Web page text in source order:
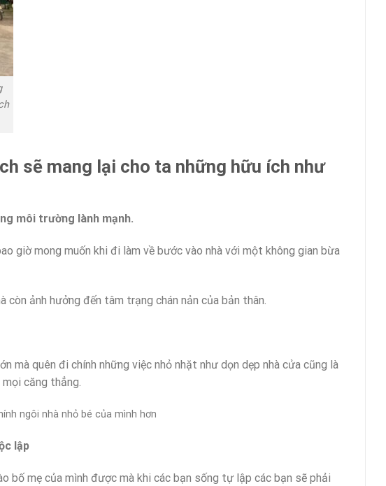
sẽ mang lại cho ta những hữu ích như
môi trường lành mạnh.
giờ mong muốn khi đi làm về bước vào nhà với một không gian bừa
còn ảnh hưởng đến tâm trạng chán nản của bản thân.
mà quên đi chính những việc nhỏ nhặt như dọn dẹp nhà cửa cũng là
căng thẳng.
ngôi nhà nhỏ bé của mình hơn
lập
bố mẹ của mình được mà khi các bạn sống tự lập các bạn sẽ phải